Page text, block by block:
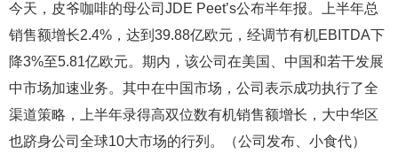
今天，皮爷咖啡的母公司JDE Peet’s公布半年报。上半年总
销售额增长2.4%，达到39.88亿欧元，经调节有机EBITDA下
降3%至5.81亿欧元。期内，该公司在美国、中国和若干发展
中市场加速业务。其中在中国市场，公司表示成功执行了全
渠道策略，上半年录得高双位数有机销售额增长，大中华区
也跻身公司全球10大市场的行列。（公司发布、小食代）